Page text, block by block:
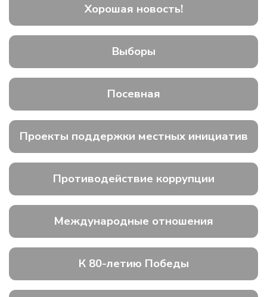
Хорошая новость!
Выборы
Посевная
Проекты поддержки местных инициатив
Противодействие коррупции
Международные отношения
К 80-летию Победы